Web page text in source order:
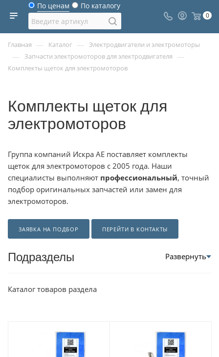
По ценам По каталогу
0
Главная — Каталог — Электродвигатели и электромоторы
— Запчасти электромоторов для электродвигателя —
Комплекты щеток для электромоторов
Комплекты щеток для
электромоторов
Группа компаний Искра АЕ поставляет комплекты
щеток для электромоторов с 2005 года. Наши
специалисты выполняют профессиональный, точный
подбор оригинальных запчастей или замен для
электромоторов.
ЗАЯВКА НА ПОДБОР ПЕРЕЙТИ В КОНТАКТЫ
Подразделы
Каталог товаров раздела